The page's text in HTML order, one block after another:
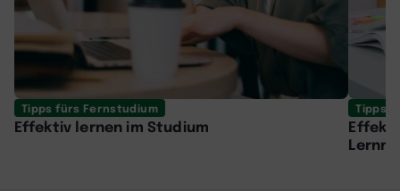
Tipps fürs Fernstudium
Effektiv lernen im Studium
Tipps